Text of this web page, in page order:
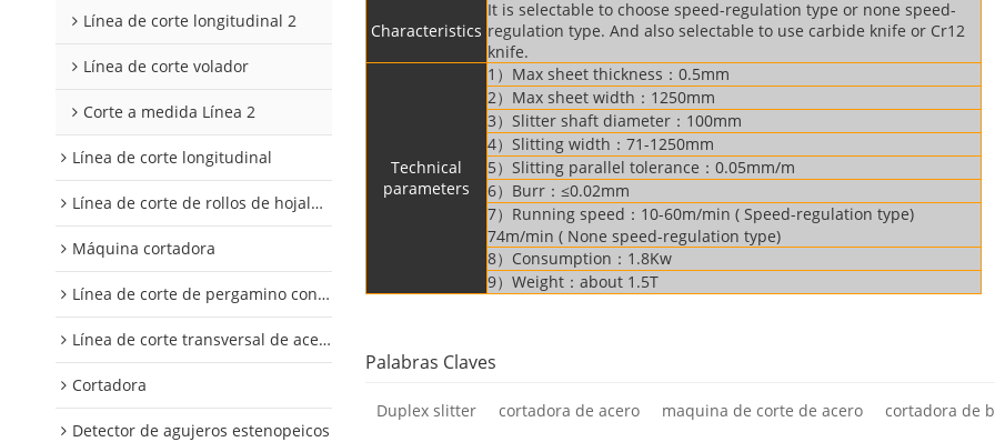
Línea de corte longitudinal 2
Línea de corte volador
Corte a medida Línea 2
Línea de corte longitudinal
Línea de corte de rollos de hojalata y aluminio
Máquina cortadora
Línea de corte de pergamino con control digital
Línea de corte transversal de acero al silicio
Cortadora
Detector de agujeros estenopeicos
Characteristics
It is selectable to choose speed-regulation type or none speed-
regulation type. And also selectable to use carbide knife or Cr12
knife.
Technical
parameters
1）Max sheet thickness：0.5mm
2）Max sheet width：1250mm
3）Slitter shaft diameter：100mm
4）Slitting width：71-1250mm
5）Slitting parallel tolerance：0.05mm/m
6）Burr：≤0.02mm
7）Running speed：10-60m/min ( Speed-regulation type)
74m/min ( None speed-regulation type)
8）Consumption：1.8Kw
9）Weight：about 1.5T
Palabras Claves
Duplex slitter cortadora de acero maquina de corte de acero cortadora de